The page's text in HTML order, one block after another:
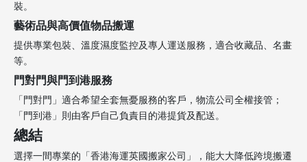
裝。
藝術品與高價值物品搬運
提供專業包裝、溫度濕度監控及專人運送服務，適合收藏品、名畫
等。
門對門與門到港服務
「門對門」適合希望全套無憂服務的客戶，物流公司全權接管；
「門到港」則由客戶自己負責目的港提貨及配送。
總結
選擇一間專業的「香港海運英國搬家公司」，能大大降低跨境搬遷